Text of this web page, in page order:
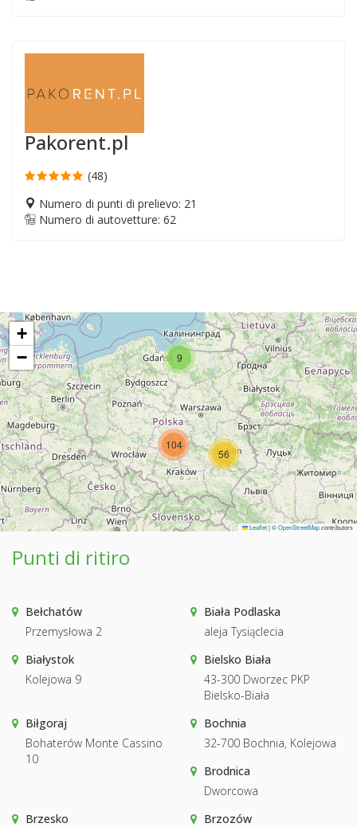
Pakorent.pl
(48)
Numero di punti di prelievo: 21
Numero di autovetture: 62
9
104
56
+
−
Leaflet|©OpenStreetMapcontributors
Punti di ritiro
Bełchatów
Przemysłowa 2
Biała Podlaska
aleja Tysiąclecia
Białystok
Kolejowa 9
Bielsko Biała
43-300 Dworzec PKP
Bielsko-Biała
Biłgoraj
Bohaterów Monte Cassino
10
Bochnia
32-700 Bochnia, Kolejowa
Brodnica
Dworcowa
Brzesko
Brzozów